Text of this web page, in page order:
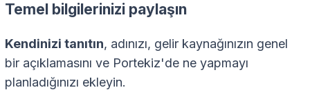
Temel bilgilerinizi paylaşın
Kendinizi tanıtın, adınızı, gelir kaynağınızın genel
bir açıklamasını ve Portekiz'de ne yapmayı
planladığınızı ekleyin.